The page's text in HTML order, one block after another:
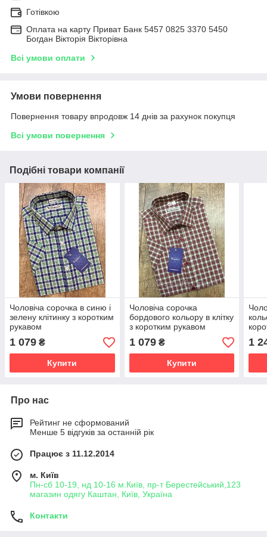
Готівкою
Оплата на карту Приват Банк 5457 0825 3370 5450
Богдан Вікторія Вікторівна
Всі умови оплати
Умови повернення
Повернення товару впродовж 14 днів за рахунок покупця
Всі умови повернення
Подібні товари компанії
Чоловіча сорочка в синю і
зелену клітинку з коротким
рукавом
1 079 ₴
Купити
Чоловіча сорочка
бордового кольору в клітку
з коротким рукавом
1 079₴
Купити
1
Про нас
Рейтинг не сформований
Менше 5 відгуків за останній рік
Працює з 11.12.2014
м. Київ
Пн-сб 10-19, нд 10-16 м.Київ, пр-т Берестейський,123
магазин одягу Каштан, Київ, Україна
Контакти